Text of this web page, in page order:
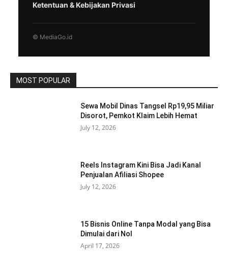
Ketentuan & Kebijakan Privasi
© MediaGo.id
MOST POPULAR
Sewa Mobil Dinas Tangsel Rp19,95 Miliar
Disorot, Pemkot Klaim Lebih Hemat
July 12, 2026
Reels Instagram Kini Bisa Jadi Kanal
Penjualan Afiliasi Shopee
July 12, 2026
15 Bisnis Online Tanpa Modal yang Bisa
Dimulai dari Nol
April 17, 2026